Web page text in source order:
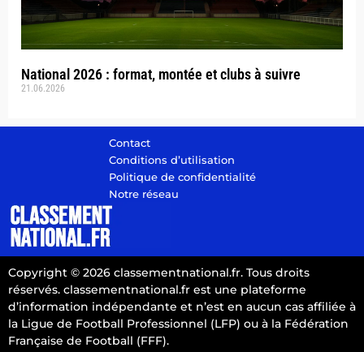
National 2026 : format, montée et clubs à suivre
21.06.2026
Contact
Conditions d’utilisation
Politique de confidentialité
Notre réseau
Copyright © 2026 classementnational.fr. Tous droits
réservés. classementnational.fr est une plateforme
d’information indépendante et n’est en aucun cas affiliée à
la Ligue de Football Professionnel (LFP) ou à la Fédération
Française de Football (FFF).